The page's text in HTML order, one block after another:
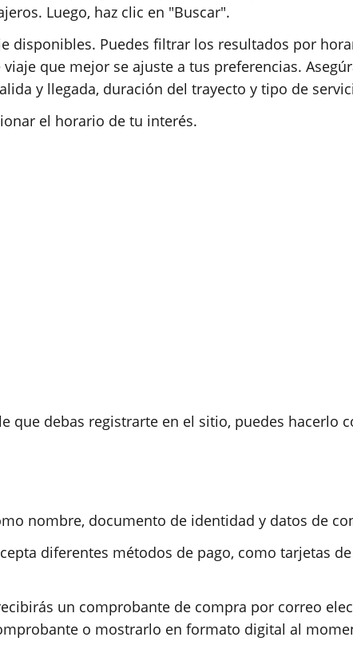
Luego, haz clic en "Buscar".
disponibles. Puedes filtrar los resultados por
que mejor se ajuste a tus preferencias.
y llegada, duración del trayecto y tipo de
el horario de tu interés.
que debas registrarte en el sitio, puedes hacerlo
nombre, documento de identidad y datos de
diferentes métodos de pago, como tarjetas
un comprobante de compra por correo
o mostrarlo en formato digital al